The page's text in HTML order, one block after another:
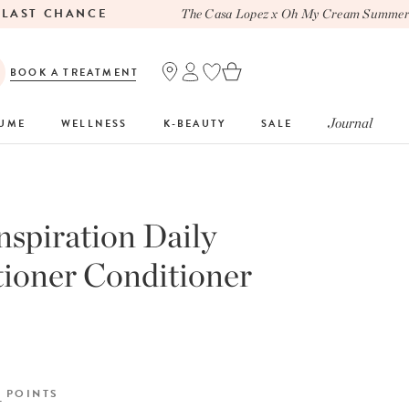
CHANCE The Casa Lopez x Oh My Cream Summer
BOOK A TREATMENT
WELLNESS K-BEAUTY SALE Journal
Daily
Conditioner
POINTS